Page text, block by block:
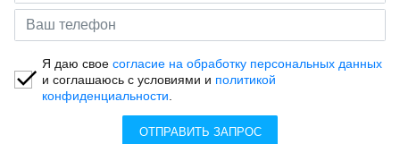
Я даю своесогласие на обработку персональных данных
и соглашаюсь с условиями и политикой
конфиденциальности
ОТПРАВИТЬ ЗАПРОС